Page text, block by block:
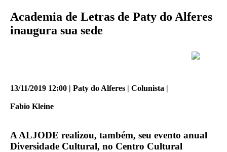
Academia de Letras de Paty do Alferes
inaugura sua sede
13/11/2019 12:00 | Paty do Alferes | Colunista |
Fabio Kleine
A ALJODE realizou, também, seu evento anual
Diversidade Cultural, no Centro Cultural